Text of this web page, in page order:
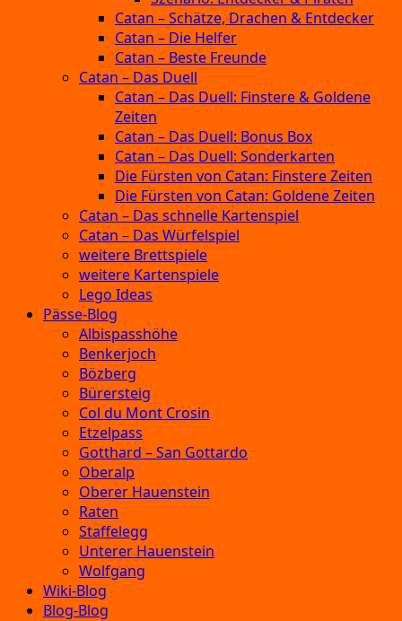
Catan – Schätze, Drachen & Entdecker
Catan – Die Helfer
Catan – Beste Freunde
Catan – Das Duell
Catan – Das Duell: Finstere & Goldene
Zeiten
Catan – Das Duell: Bonus Box
Catan – Das Duell: Sonderkarten
Die Fürsten von Catan: Finstere Zeiten
Die Fürsten von Catan: Goldene Zeiten
Catan – Das schnelle Kartenspiel
Catan – Das Würfelspiel
weitere Brettspiele
weitere Kartenspiele
Lego Ideas
Pässe-Blog
Albispasshöhe
Benkerjoch
Bözberg
Bürersteig
Col du Mont Crosin
Etzelpass
Gotthard – San Gottardo
Oberalp
Oberer Hauenstein
Raten
Staffelegg
Unterer Hauenstein
Wolfgang
Wiki-Blog
Blog-Blog